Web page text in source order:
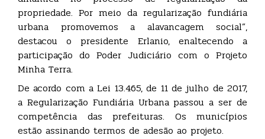
propriedade. Por meio da regularização fundiária
urbana promovemos a alavancagem social”,
destacou o presidente Erlanio, enaltecendo a
participação do Poder Judiciário com o Projeto
Minha Terra.
De acordo com a Lei 13.465, de 11 de julho de 2017,
a Regularização Fundiária Urbana passou a ser de
competência das prefeituras. Os municípios
estão assinando termos de adesão ao projeto.